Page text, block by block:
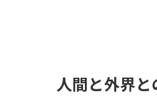
人間と外界